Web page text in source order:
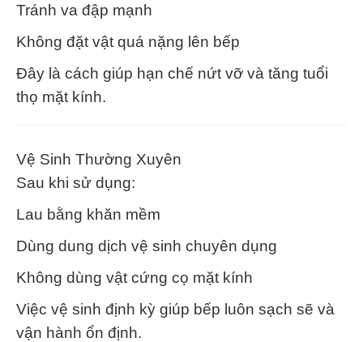
Tránh va đập mạnh
Không đặt vật quá nặng lên bếp
Đây là cách giúp hạn chế nứt vỡ và tăng tuổi
thọ mặt kính.
Vệ Sinh Thường Xuyên
Sau khi sử dụng:
Lau bằng khăn mềm
Dùng dung dịch vệ sinh chuyên dụng
Không dùng vật cứng cọ mặt kính
Việc vệ sinh định kỳ giúp bếp luôn sạch sẽ và
vận hành ổn định.